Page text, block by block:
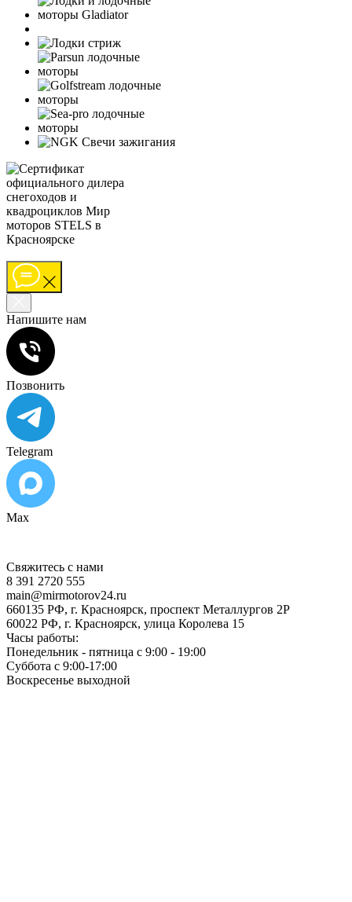
Напишите нам
Позвонить
Telegram
Max
Свяжитесь с нами
8 391 2720 555
main@mirmotorov24.ru
660135 РФ, г. Красноярск, проспект Металлургов 2Р
60022 РФ, г. Красноярск, улица Королева 15
Часы работы:
Понедельник - пятница с 9:00 - 19:00
Суббота с 9:00-17:00
Воскресенье выходной